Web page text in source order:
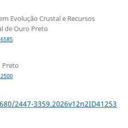
Evolução Crustal e Recursos
de Ouro Preto
Preto
2447-3359.2026v12n2ID41253